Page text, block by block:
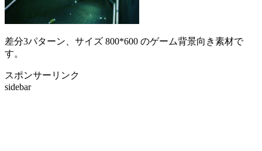
差分3パターン、サイズ 800*600 のゲーム背景向き素材で
す。
スポンサーリンク
sidebar